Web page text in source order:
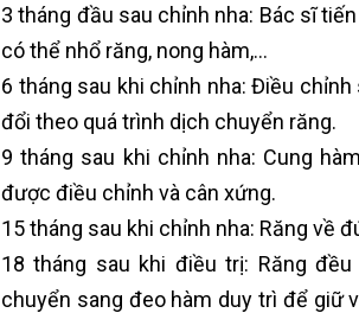
3 tháng đầu sau chỉnh nha: Bác sĩ
có thể nhổ răng, nong hàm,…
6 tháng sau khi chỉnh nha: Điều
đổi theo quá trình dịch chuyển răng.
9 tháng sau khi chỉnh nha: Cung
được điều chỉnh và cân xứng.
15 tháng sau khi chỉnh nha: Răng về
18 tháng sau khi điều trị: Răng
chuyển sang đeo hàm duy trì để giữ